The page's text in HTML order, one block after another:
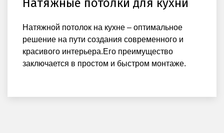
Натяжные потолки для кухни
Натяжной потолок на кухне – оптимальное
решение на пути создания современного и
красивого интерьера.Его преимущество
заключается в простом и быстром монтаже.